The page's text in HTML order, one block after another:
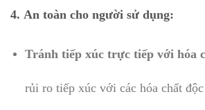
4. An toàn cho người sử dụng:
Tránh tiếp xúc trực tiếp với hóa
rủi ro tiếp xúc với các hóa chất